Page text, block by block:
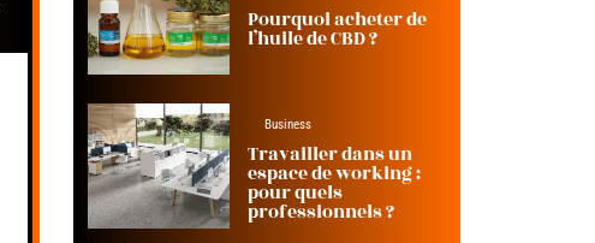
Pourquoi acheter de
l’huile de CBD ?
Business
Travailler dans un
espace de working :
pour quels
professionnels ?